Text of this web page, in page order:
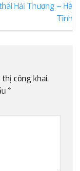
Hải Thượng – Hà
Tĩnh
công khai.
*